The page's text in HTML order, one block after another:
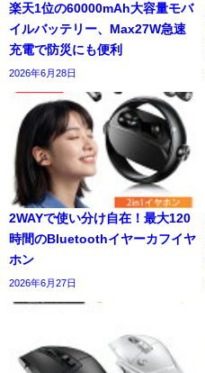
楽天1位の60000mAh大容量モバ
イルバッテリー、Max27W急速
充電で防災にも便利
2026年6月28日
2WAYで使い分け自在！最大120
時間のBluetoothイヤーカフイヤ
ホン
2026年6月27日